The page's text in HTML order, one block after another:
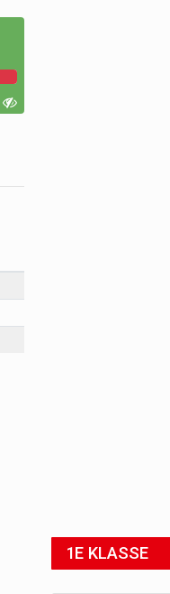
1E KLASSE